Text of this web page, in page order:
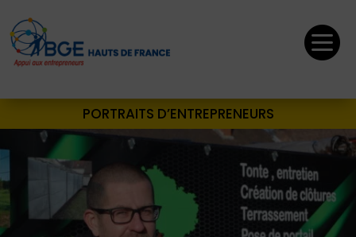

PORTRAITS D’ENTREPRENEURS